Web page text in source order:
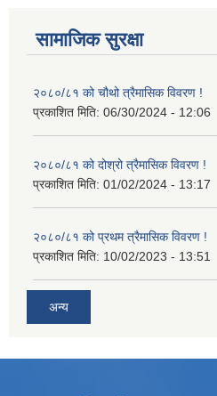
सामाजिक सुरक्षा
२०८०/८१ को चौथो त्रैमासिक विवरण !
प्रकाशित मिति: 06/30/2024 - 12:06
२०८०/८१ को दोश्रो त्रैमासिक विवरण !
प्रकाशित मिति: 01/02/2024 - 13:17
२०८०/८१ को प्रथम त्रैमासिक विवरण !
प्रकाशित मिति: 10/02/2023 - 13:51
अन्य